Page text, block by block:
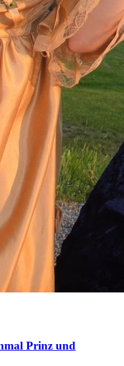
Prinz und